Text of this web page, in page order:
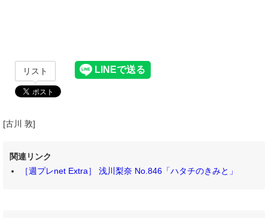
リスト
[古川 敦]
関連リンク
［週プレnet Extra］ 浅川梨奈 No.846「ハタチのきみと」